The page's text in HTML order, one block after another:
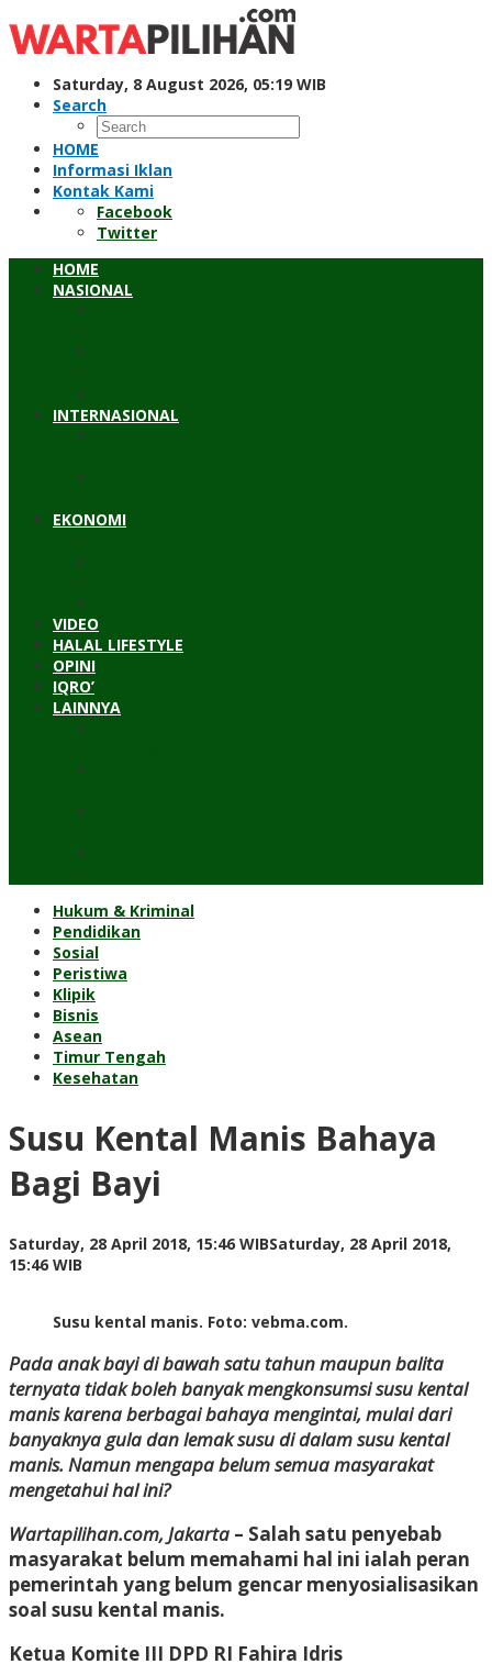
to
content
Saturday, 8 August 2026, 05:19 WIB
Search
HOME
Informasi Iklan
Kontak Kami
Facebook
Twitter
HOME
NASIONAL
INTERNASIONAL
EKONOMI
VIDEO
HALAL LIFESTYLE
OPINI
IQRO’
LAINNYA
Hukum & Kriminal
Pendidikan
Sosial
Peristiwa
Klipik
Bisnis
Asean
Timur Tengah
Kesehatan
Susu Kental Manis Bahaya
Bagi Bayi
Saturday, 28 April 2018, 15:46 WIBSaturday, 28 April 2018,
15:46 WIB
Susu kental manis. Foto: vebma.com.
Pada anak bayi di bawah satu tahun maupun balita
ternyata tidak boleh banyak mengkonsumsi susu kental
manis karena berbagai bahaya mengintai, mulai dari
banyaknya gula dan lemak susu di dalam susu kental
manis. Namun mengapa belum semua masyarakat
mengetahui hal ini?
Wartapilihan.com, Jakarta – Salah satu penyebab
masyarakat belum memahami hal ini ialah peran
pemerintah yang belum gencar menyosialisasikan
soal susu kental manis.
Ketua Komite III DPD RI Fahira Idris